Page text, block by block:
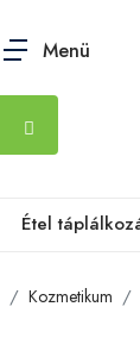
Menü
Étel
Kozmetikum